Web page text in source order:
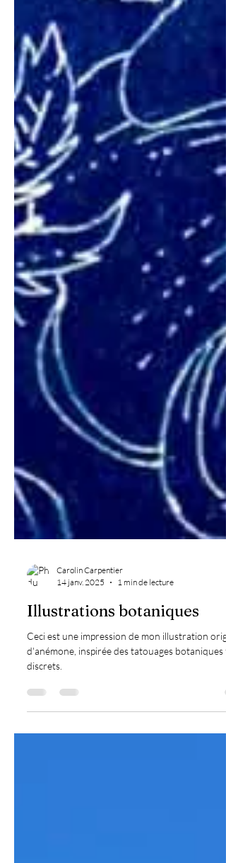
14 janv. 2025
1 min de lecture
Illustrations botaniques
Ceci est une impression de mon illustration
discrets.